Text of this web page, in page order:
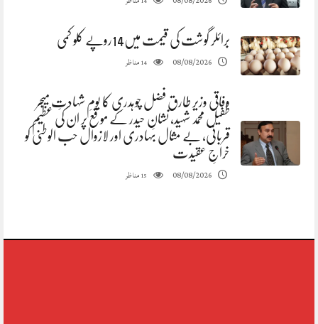
برائلر گوشت کی قیمت میں14روپے کلو کمی
08/08/2026
14مناظر
وفاقی وزیر طارق فضل چوہدری کا یومِ شہادتِ میجر
طفیل محمد شہید، نشانِ حیدر کے موقع پر ان کی عظیم
قربانی، بے مثال بہادری اور لازوال حب الوطنی کو
خراجِ عقیدت
08/08/2026
15مناظر